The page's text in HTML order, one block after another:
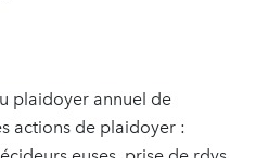
plaidoyer annuel de
actions de plaidoyer :